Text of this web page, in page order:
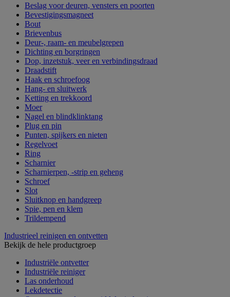
Beslag voor deuren, vensters en poorten
Bevestigingsmagneet
Bout
Brievenbus
Deur-, raam- en meubelgrepen
Dichting en borgringen
Dop, inzetstuk, veer en verbindingsdraad
Draadstift
Haak en schroefoog
Hang- en sluitwerk
Ketting en trekkoord
Moer
Nagel en blindklinktang
Plug en pin
Punten, spijkers en nieten
Regelvoet
Ring
Scharnier
Scharnierpen, -strip en geheng
Schroef
Slot
Sluitknop en handgreep
Spie, pen en klem
Trildempend
Industrieel reinigen en ontvetten
Bekijk de hele productgroep
Industriële ontvetter
Industriële reiniger
Las onderhoud
Lekdetectie